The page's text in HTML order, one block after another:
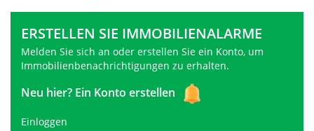
ERSTELLEN SIE IMMOBILIENALARME
Melden Sie sich an oder erstellen Sie ein Konto, um
Immobilienbenachrichtigungen zu erhalten.
Neu hier? Ein Konto erstellen
Einloggen